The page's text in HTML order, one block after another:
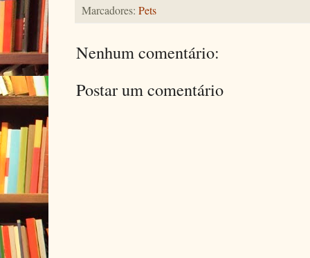
Marcadores: Pets
Nenhum comentário:
Postar um comentário